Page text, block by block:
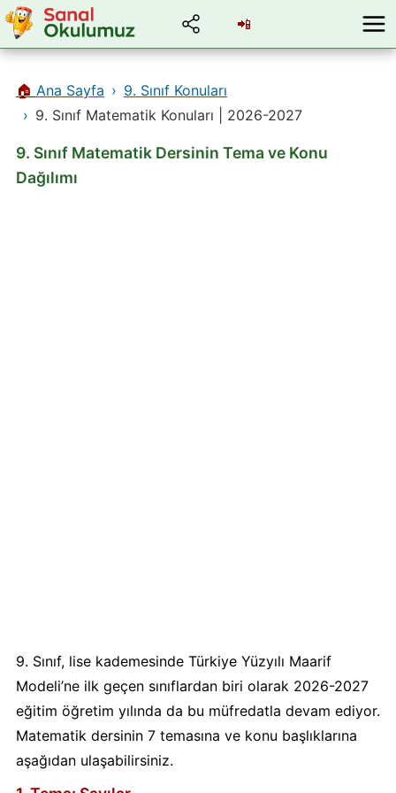
📲
🏠 Ana Sayfa
9. Sınıf Konuları
9. Sınıf Matematik Konuları | 2026-2027
9. Sınıf Matematik Dersinin Tema ve Konu
Dağılımı
9. Sınıf, lise kademesinde Türkiye Yüzyılı Maarif
Modeli’ne ilk geçen sınıflardan biri olarak 2026-2027
eğitim öğretim yılında da bu müfredatla devam ediyor.
Matematik dersinin 7 temasına ve konu başlıklarına
aşağıdan ulaşabilirsiniz.